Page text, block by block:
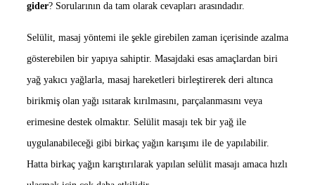
gider? Sorularının da tam olarak cevapları arasındadır.
Selülit, masaj yöntemi ile şekle girebilen zaman içerisinde azalma
gösterebilen bir yapıya sahiptir. Masajdaki esas amaçlardan biri
yağ yakıcı yağlarla, masaj hareketleri birleştirerek deri altınca
birikmiş olan yağı ısıtarak kırılmasını, parçalanmasını veya
erimesine destek olmaktır. Selülit masajı tek bir yağ ile
uygulanabileceği gibi birkaç yağın karışımı ile de yapılabilir.
Hatta birkaç yağın karıştırılarak yapılan selülit masajı amaca hızlı